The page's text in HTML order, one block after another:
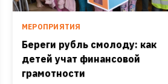
МЕРОПРИЯТИЯ
Береги рубль смолоду: как
детей учат финансовой
грамотности